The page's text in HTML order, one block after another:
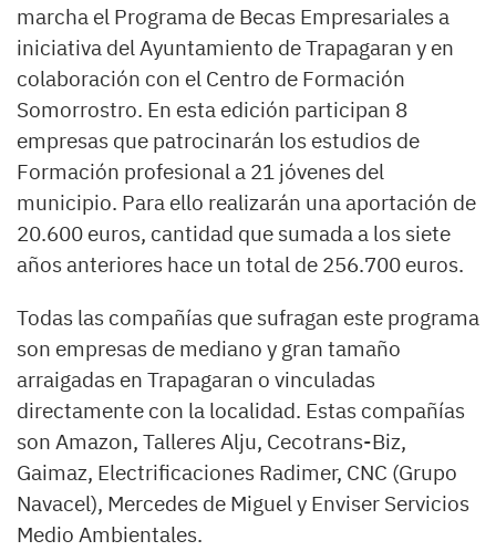
marcha el Programa de Becas Empresariales a
iniciativa del Ayuntamiento de Trapagaran y en
colaboración con el Centro de Formación
Somorrostro. En esta edición participan 8
empresas que patrocinarán los estudios de
Formación profesional a 21 jóvenes del
municipio. Para ello realizarán una aportación de
20.600 euros, cantidad que sumada a los siete
años anteriores hace un total de 256.700 euros.
Todas las compañías que sufragan este programa
son empresas de mediano y gran tamaño
arraigadas en Trapagaran o vinculadas
directamente con la localidad. Estas compañías
son Amazon, Talleres Alju, Cecotrans-Biz,
Gaimaz, Electrificaciones Radimer, CNC (Grupo
Navacel), Mercedes de Miguel y Enviser Servicios
Medio Ambientales.